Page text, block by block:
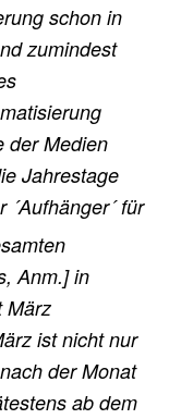
schon in
zumindest
der Medien
Jahrestage
für
Anm.] in
März
ist nicht nur
der Monat
ab dem